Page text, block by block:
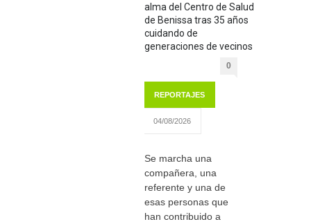
alma del Centro de Salud
de Benissa tras 35 años
cuidando de
generaciones de vecinos
0
REPORTAJES
04/08/2026
Se marcha una
compañera, una
referente y una de
esas personas que
han contribuido a